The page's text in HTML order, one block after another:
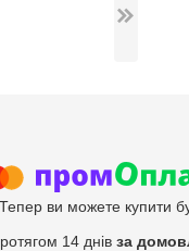
Тепер ви можете купити
14 днів за